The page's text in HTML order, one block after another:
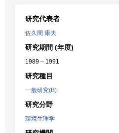
研究代表者
佐久間 康夫
研究期間 (年度)
1989 – 1991
研究種目
一般研究(B)
研究分野
環境生理学